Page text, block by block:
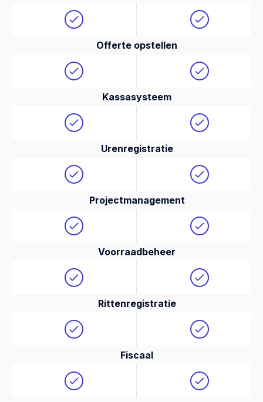
Offerte opstellen
Kassasysteem
Urenregistratie
Projectmanagement
Voorraadbeheer
Rittenregistratie
Fiscaal